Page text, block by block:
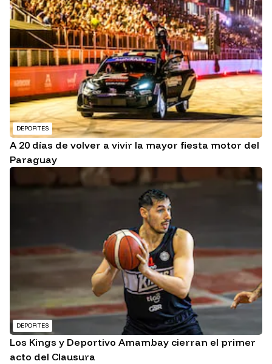
DEPORTES
A 20 días de volver a vivir la mayor fiesta motor del
Paraguay
DEPORTES
Los Kings y Deportivo Amambay cierran el primer
acto del Clausura